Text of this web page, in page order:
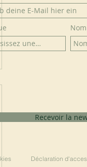
Recevoir la
Déclaration